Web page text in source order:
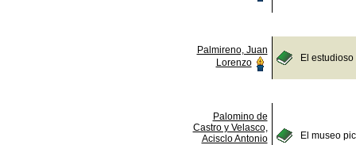
Palmireno, Juan
Lorenzo
El
Palomino de
Castro y Velasco,
Acisclo Antonio
El museo